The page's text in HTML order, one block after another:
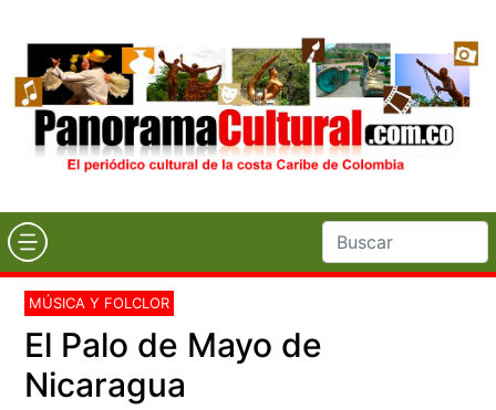
MÚSICA Y FOLCLOR
El Palo de Mayo de
Nicaragua